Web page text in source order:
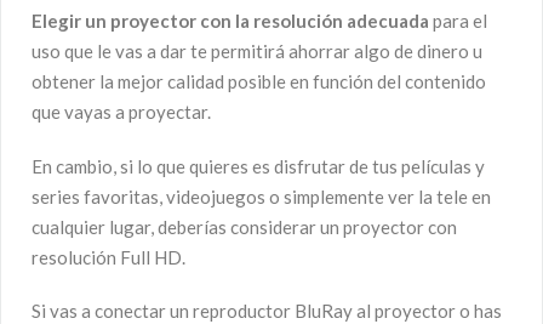
Elegir un proyector con la resolución adecuada para el
uso que le vas a dar te permitirá ahorrar algo de dinero u
obtener la mejor calidad posible en función del contenido
que vayas a proyectar.
En cambio, si lo que quieres es disfrutar de tus películas y
series favoritas, videojuegos o simplemente ver la tele en
cualquier lugar, deberías considerar un proyector con
resolución Full HD.
Si vas a conectar un reproductor BluRay al proyector o has